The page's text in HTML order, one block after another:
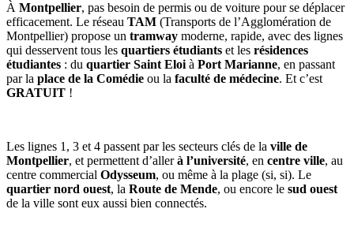
À Montpellier, pas besoin de permis ou de voiture pour se déplacer
efficacement. Le réseau TAM (Transports de l’Agglomération de
Montpellier) propose un tramway moderne, rapide, avec des lignes
qui desservent tous les quartiers étudiants et les résidences
étudiantes : du quartier Saint Eloi à Port Marianne, en passant
par la place de la Comédie ou la faculté de médecine. Et c’est
GRATUIT !
Les lignes 1, 3 et 4 passent par les secteurs clés de la ville de
Montpellier, et permettent d’allerà l’université, en centre ville, au
centre commercial Odysseum, ou même à la plage (si, si). Le
quartier nord ouest, la Route de Mende, ou encore le sud ouest
de la ville sont eux aussi bien connectés.